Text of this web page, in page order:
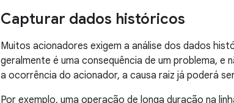
Capturar dados históricos
Muitos acionadores exigem a análise dos dados
geralmente é uma consequência de um problema, e
a ocorrência do acionador, a causa raiz já poderá
Por exemplo, uma operação de longa duração na